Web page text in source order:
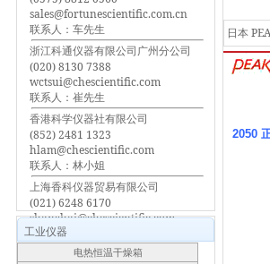
sales@fortunescientific.com.cn
联系人：车先生
浙江科通仪器有限公司广州分公司
(020) 8130 7388
wctsui@chescientific.com
联系人：崔先生
香港科学仪器社有限公司
(852) 2481 1323
hlam@chescientific.com
联系人：林小姐
上海香科仪器贸易有限公司
(021) 6248 6170
shanghai@chescientific.com
联系人：车先生
工业仪器
电热恒温干燥箱
日本
2050